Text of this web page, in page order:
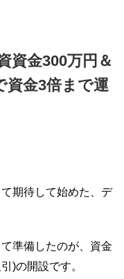
資金300万円＆
資金3倍まで運
期待して始めた、デ
準備したのが、資金
)の開設です。